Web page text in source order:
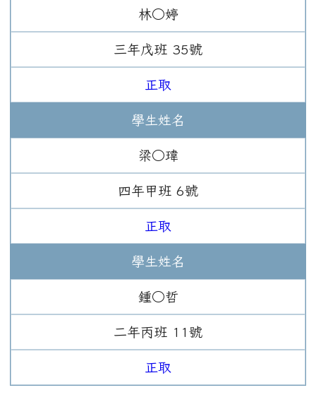
林○婷
三年 戊班 35號
正取
學生姓名
梁○瑋
四年 甲班 6號
正取
學生姓名
鍾○哲
二年丙班 11 號
正取